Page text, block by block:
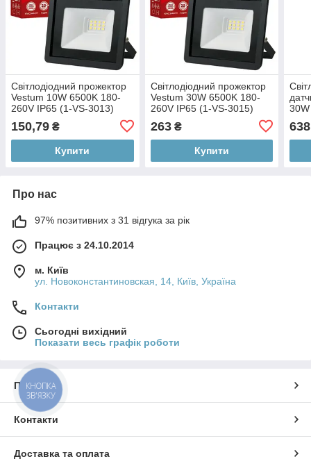
Світлодіодний прожектор
Vestum 10W 6500K 180-
260V IP65 (1-VS-3013)
150,79 ₴
Купити
Світлодіодний прожектор
Vestum 30W 6500K 180-
260V IP65 (1-VS-3015)
263₴
Купити
Про нас
97% позитивних з 31 відгука за рік
Працює з 24.10.2014
м. Київ
ул. Новоконстантиновская, 14, Київ, Україна
Контакти
Сьогодні вихідний
Показати весь графік роботи
Про нас
Контакти
Доставка та оплата
КНОПКА
ЗВ'ЯЗКУ